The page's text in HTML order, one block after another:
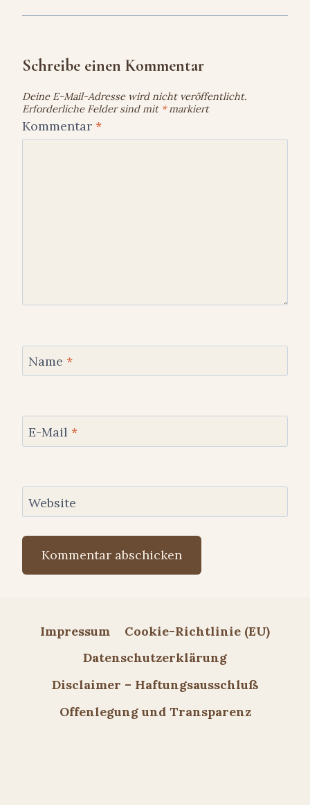
Schreibe einen Kommentar
Deine E-Mail-Adresse wird nicht veröffentlicht.
Erforderliche Felder sind mit *markiert
Kommentar *
Name *
E-Mail *
Website
Impressum
Cookie-Richtlinie (EU)
Datenschutzerklärung
Disclaimer – Haftungsausschluß
Offenlegung und Transparenz